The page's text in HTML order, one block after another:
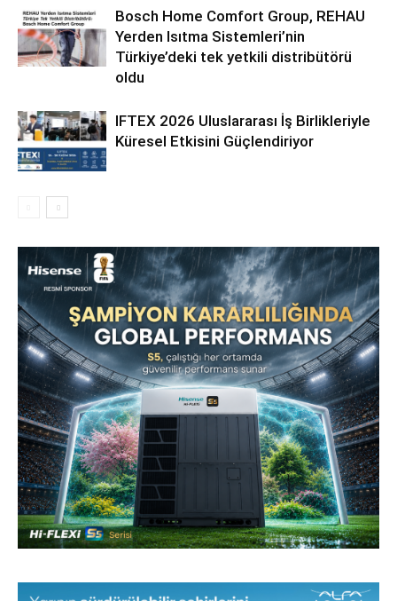
Bosch Home Comfort Group, REHAU
Yerden Isıtma Sistemleri’nin
Türkiye’deki tek yetkili distribütörü
oldu
IFTEX 2026 Uluslararası İş Birlikleriyle
Küresel Etkisini Güçlendiriyor